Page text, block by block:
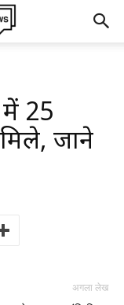
में 25
जाने
अगला लेख